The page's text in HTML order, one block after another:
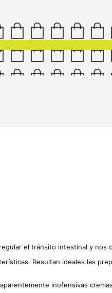
el tránsito intestinal y nos
Resultan ideales las
inofensivas